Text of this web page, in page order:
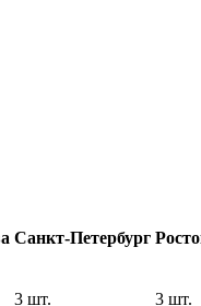
Санкт-Петербург
3 шт. 3 шт.